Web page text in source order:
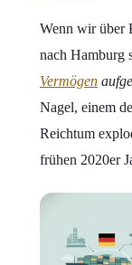
Wenn wir über
nach Hamburg
Vermögen
Nagel, einem
Reichtum
frühen 2020er